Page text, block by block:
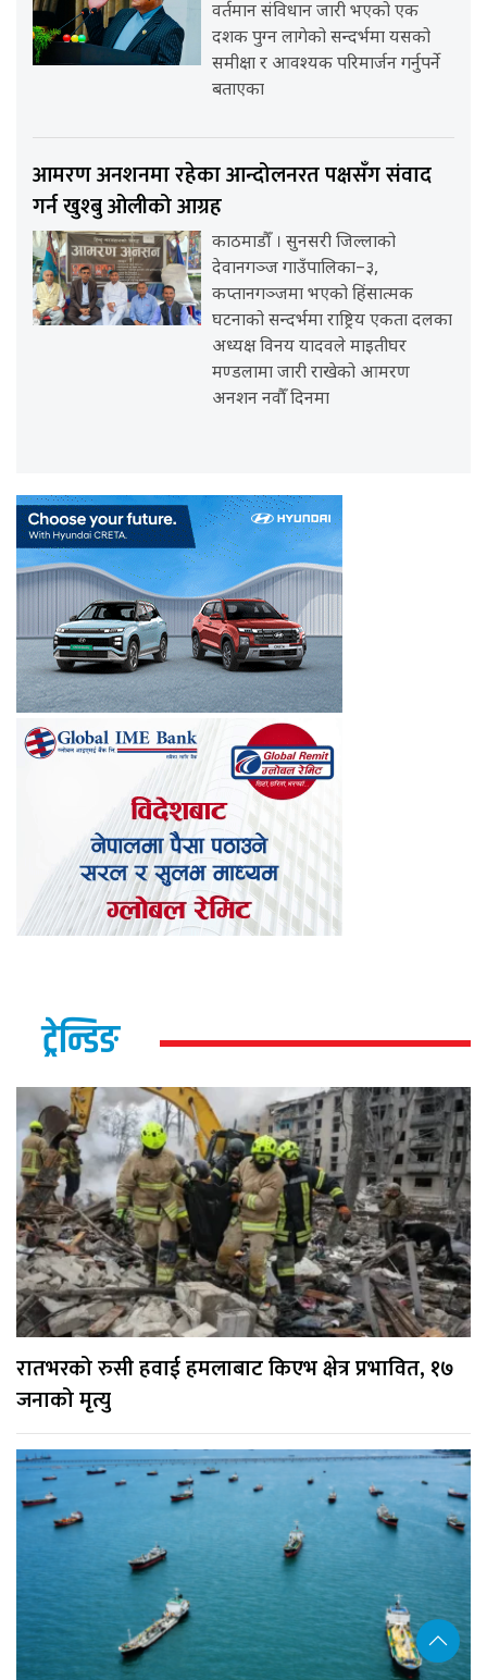
वर्तमान संविधान जारी भएको एक
दशक पुग्न लागेको सन्दर्भमा यसको
समीक्षा र आवश्यक परिमार्जन गर्नुपर्ने
बताएका
आमरण अनशनमा रहेका आन्दोलनरत पक्षसँग संवाद
गर्न खुश्बु ओलीको आग्रह
काठमाडौँ । सुनसरी जिल्लाको
देवानगञ्ज गाउँपालिका–३,
कप्तानगञ्जमा भएको हिंसात्मक
घटनाको सन्दर्भमा राष्ट्रिय एकता दलका
अध्यक्ष विनय यादवले माइतीघर
मण्डलामा जारी राखेको आमरण
अनशन नवौँ दिनमा
ट्रेन्डिङ
रातभरको रुसी हवाई हमलाबाट किएभ क्षेत्र प्रभावित, १७
जनाको मृत्यु